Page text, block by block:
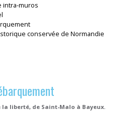
intra-muros
conservée de Normandie
liberté, de Saint-Malo à Bayeux.